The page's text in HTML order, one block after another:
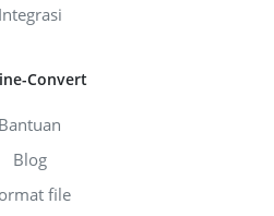
Integrasi
Convert
Bantuan
Blog
file